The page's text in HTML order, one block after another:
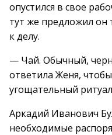
опустился в свое
тут же предложил он
к делу.
— Чай. Обычный,
ответила Женя,
угощательный
Аркадий Иванович
необходимые